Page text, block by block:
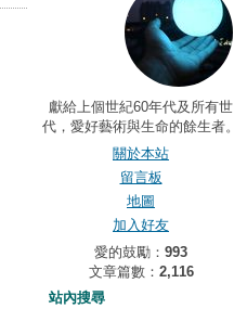
獻給上個世紀60年代及所有世
代，愛好藝術與生命的餘生者。
關於本站
留言板
地圖
加入好友
愛的鼓勵： 993
文章篇數： 2,116
站內搜尋